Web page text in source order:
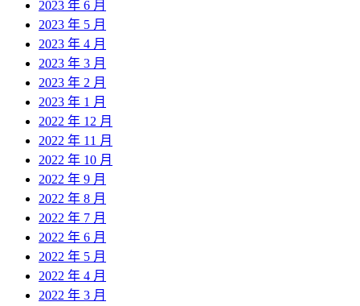
2023 年 6 月
2023 年 5 月
2023 年 4 月
2023 年 3 月
2023 年 2 月
2023 年 1 月
2022 年 12 月
2022 年 11 月
2022 年 10 月
2022 年 9 月
2022 年 8 月
2022 年 7 月
2022 年 6 月
2022 年 5 月
2022 年 4 月
2022 年 3 月